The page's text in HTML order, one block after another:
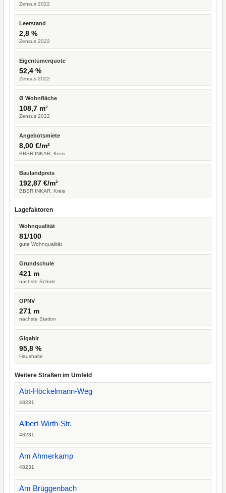
Zensus 2022
Leerstand
2,8 %
Zensus 2022
Eigentümerquote
52,4 %
Zensus 2022
Ø Wohnfläche
108,7 m²
Zensus 2022
Angebotsmiete
8,00 €/m²
BBSR INKAR, Kreis
Baulandpreis
192,87 €/m²
BBSR INKAR, Kreis
Lagefaktoren
Wohnqualität
81/100
gute Wohnqualität
Grundschule
421 m
nächste Schule
ÖPNV
271 m
nächste Station
Gigabit
95,8 %
Haushalte
Weitere Straßen im Umfeld
Abt-Höckelmann-Weg
48231
Albert-Wirth-Str.
48231
Am Ahmerkamp
48231
Am Brüggenbach